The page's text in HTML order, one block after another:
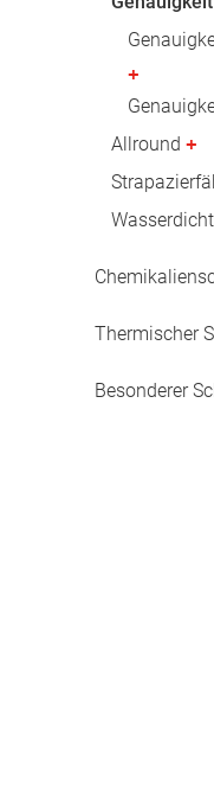
Erdöl-
Allround
Wasserdicht
Thermischer
Besonderer